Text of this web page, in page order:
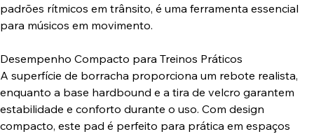
padrões rítmicos em trânsito, é uma ferramenta essencial
para músicos em movimento.
Desempenho Compacto para Treinos Práticos
A superfície de borracha proporciona um rebote realista,
enquanto a base hardbound e a tira de velcro garantem
estabilidade e conforto durante o uso. Com design
compacto, este pad é perfeito para prática em espaços